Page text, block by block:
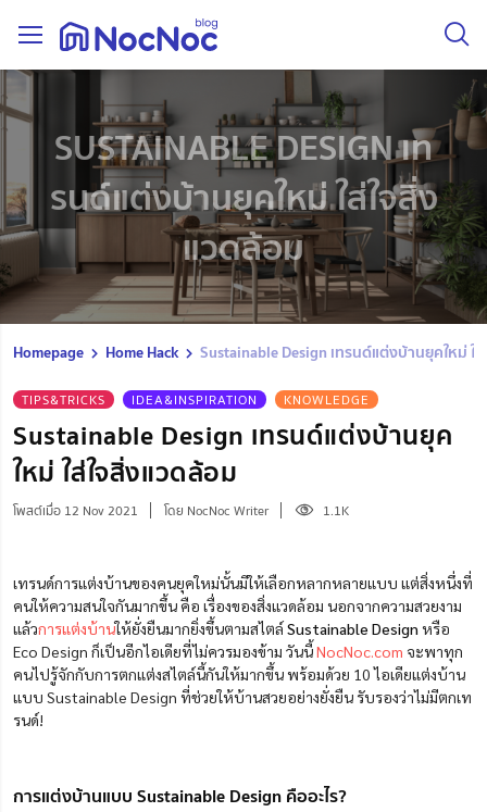
SUSTAINABLE DESIGN เท
รนด์แต่งบ้านยุคใหม่ ใส่ใจสิ่ง
แวดล้อม
Homepage Home Hack Sustainable Design เทรนด์แต่งบ้านยุคใหม่ ใ
TIPS&TRICKS IDEA&INSPIRATION KNOWLEDGE
Sustainable Design เทรนด์แต่งบ้านยุค
ใหม่ ใส่ใจสิ่งแวดล้อม
โพสต์เมื่อ 12 Nov 2021 โดย NocNoc Writer 1.1K
เทรนด์การแต่งบ้านของคนยุคใหม่นั้นมีให้เลือกหลากหลายแบบ แต่สิ่งหนึ่งที่
คนให้ความสนใจกันมากขึ้น คือ เรื่องของสิ่งแวดล้อม นอกจากความสวยงาม
แล้วการแต่งบ้านให้ยั่งยืนมากยิ่งขึ้นตามสไตล์Sustainable Design หรือ
Eco Design ก็เป็นอีกไอเดียที่ไม่ควรมองข้าม วันนี้NocNoc.com จะพาทุก
คนไปรู้จักกับการตกแต่งสไตล์นี้กันให้มากขึ้น พร้อมด้วย 10 ไอเดียแต่งบ้าน
แบบ Sustainable Design ที่ช่วยให้บ้านสวยอย่างยั่งยืน รับรองว่าไม่มีตกเท
รนด์!
การแต่งบ้านแบบ Sustainable Design คืออะไร?